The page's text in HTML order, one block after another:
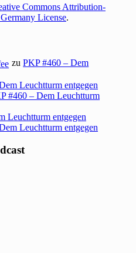
Commons Attribution-
License.
zuPKP #460 – Dem
Leuchtturm entgegen
#460 – Dem Leuchtturm
Leuchtturm entgegen
Leuchtturm entgegen